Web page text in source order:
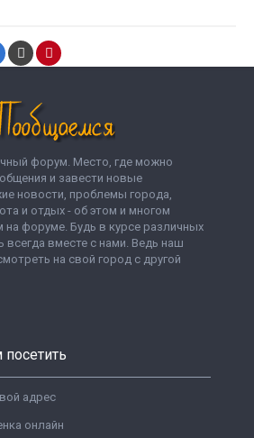
форум. Место, где можно
и завести новые
новости, проблемы города,
и отдых - об этом и многом
на форуме. Будь в курсе различных
всегда вместе с нами. Ведь наш
на свой город с другой
адрес
онлайн